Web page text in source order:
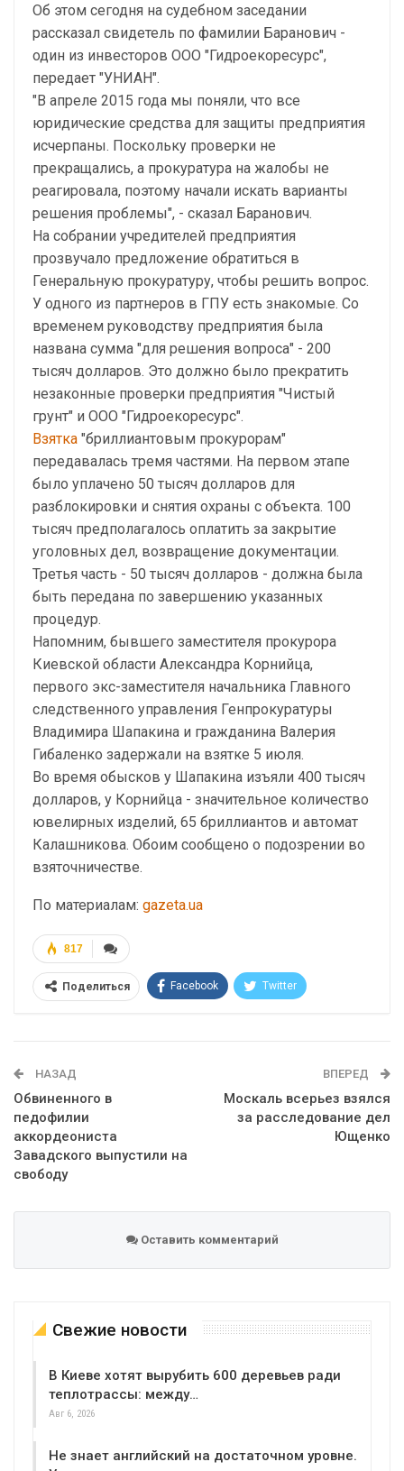
Об этом сегодня на судебном заседании
рассказал свидетель по фамилии Баранович -
один из инвесторов ООО "Гидроекоресурс",
передает "УНИАН".
"В апреле 2015 года мы поняли, что все
юридические средства для защиты предприятия
исчерпаны. Поскольку проверки не
прекращались, а прокуратура на жалобы не
реагировала, поэтому начали искать варианты
решения проблемы", - сказал Баранович.
На собрании учредителей предприятия
прозвучало предложение обратиться в
Генеральную прокуратуру, чтобы решить вопрос.
У одного из партнеров в ГПУ есть знакомые. Со
временем руководству предприятия была
названа сумма "для решения вопроса" - 200
тысяч долларов. Это должно было прекратить
незаконные проверки предприятия "Чистый
грунт" и ООО "Гидроекоресурс".
Взятка "бриллиантовым прокурорам"
передавалась тремя частями. На первом этапе
было уплачено 50 тысяч долларов для
разблокировки и снятия охраны с объекта. 100
тысяч предполагалось оплатить за закрытие
уголовных дел, возвращение документации.
Третья часть - 50 тысяч долларов - должна была
быть передана по завершению указанных
процедур.
Напомним, бывшего заместителя прокурора
Киевской области Александра Корнийца,
первого экс-заместителя начальника Главного
следственного управления Генпрокуратуры
Владимира Шапакина и гражданина Валерия
Гибаленко задержали на взятке 5 июля.
Во время обысков у Шапакина изъяли 400 тысяч
долларов, у Корнийца - значительное количество
ювелирных изделий, 65 бриллиантов и автомат
Калашникова. Обоим сообщено о подозрении во
взяточничестве.
По материалам: gazeta.ua
817
Поделиться Facebook Twitter
НАЗАД
Обвиненного в
педофилии
аккордеониста
Завадского выпустили на
свободу
ВПЕРЕД
Москаль всерьез взялся
за расследование дел
Ющенко
Оставить комментарий
Свежие новости
В Киеве хотят вырубить 600 деревьев ради
теплотрассы: между…
Авг 6, 2026
Не знает английский на достаточном уровне.